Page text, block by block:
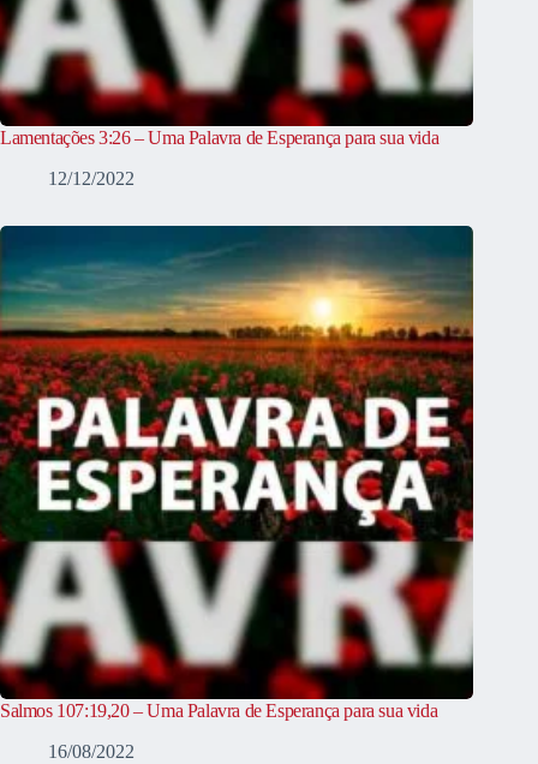
Lamentações 3:26 – Uma Palavra de Esperança para sua vida
12/12/2022
Salmos 107:19,20 – Uma Palavra de Esperança para sua vida
16/08/2022